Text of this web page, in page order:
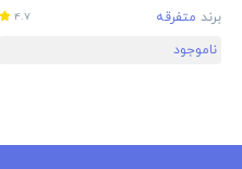
برند متفرقه 4.7
ناموجود